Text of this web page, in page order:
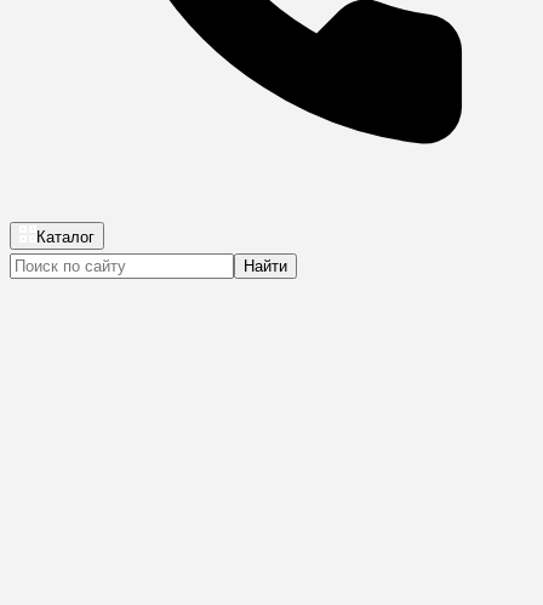
Каталог
Найти